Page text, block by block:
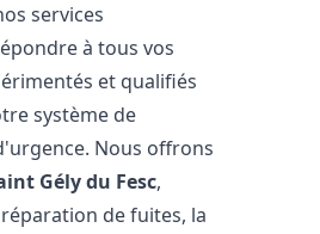
services
à tous vos
et qualifiés
système de
Nous offrons
Gély du Fesc,
de fuites, la